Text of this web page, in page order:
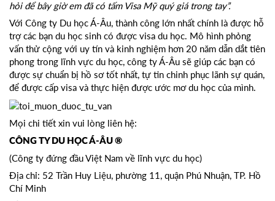
hỏi để bây giờ em đã có tấm Visa Mỹ quý giá trong tay”.
Với Công ty Du học Á-Âu, thành công lớn nhất chính là được hỗ
trợ các bạn du học sinh có được visa du học. Mô hình phỏng
vấn thử cộng với uy tín và kinh nghiệm hơn 20 năm dẫn dắt tiên
phong trong lĩnh vực du học, công ty Á-Âu sẽ giúp các bạn có
được sự chuẩn bị hồ sơ tốt nhất, tự tin chinh phục lãnh sự quán,
để được cấp visa và thực hiện được ước mơ du học của mình.
Mọi chi tiết xin vui lòng liên hệ:
CÔNG TY DU HỌC Á-ÂU ®
(Công ty đứng đầu Việt Nam về lĩnh vực du học)
Địa chỉ: 52 Trần Huy Liệu, phường 11, quận Phú Nhuận, TP. Hồ
Chí Minh